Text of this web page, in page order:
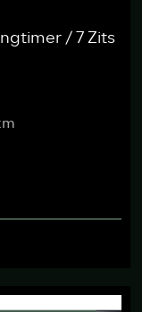
/ 7 Zits